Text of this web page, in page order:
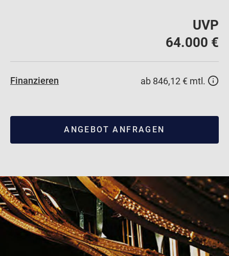
UVP
64.000 €
Finanzieren ab 846,12 € mtl.
ANGEBOT ANFRAGEN